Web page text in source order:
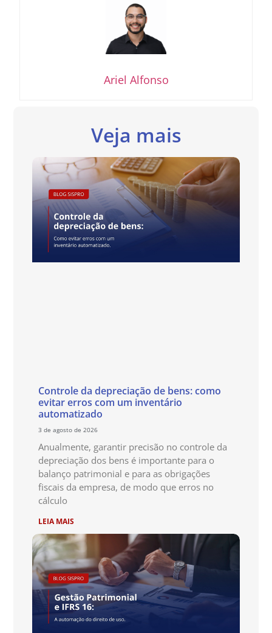
Ariel Alfonso
Veja mais
Controle da depreciação de bens: como
evitar erros com um inventário
automatizado
3 de agosto de 2026
Anualmente, garantir precisão no controle da
depreciação dos bens é importante para o
balanço patrimonial e para as obrigações
fiscais da empresa, de modo que erros no
cálculo
LEIA MAIS